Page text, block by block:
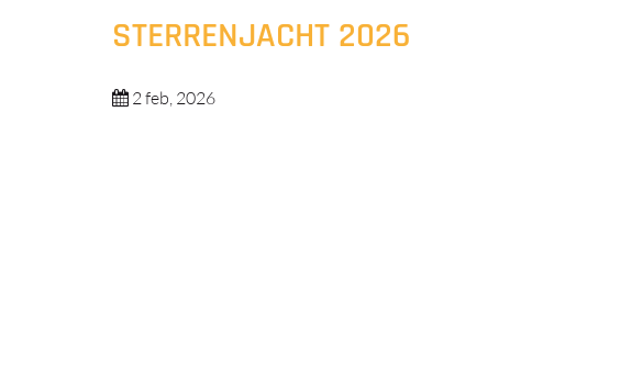
STERRENJACHT 2026
2 feb, 2026